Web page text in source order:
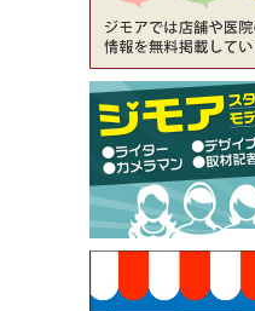
【ジモア限定②】
00円⇒1,100円（
ckle（ミックル）
[有効期限]2026年9月30日
【ジモア限定特
50円（Premiere
[有効期限]2026年9月30日
焼き餃子 一皿サ
早稲田店）
[有効期限]2026年9月30日